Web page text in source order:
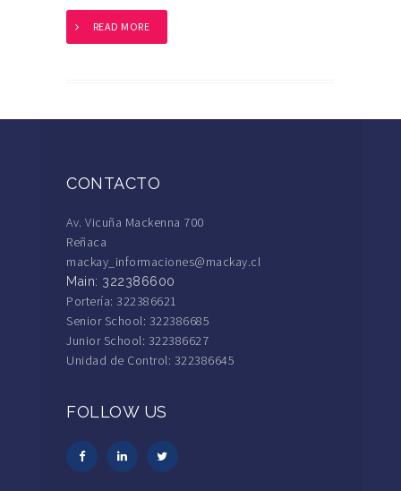
READ MORE
CONTACTO
Av. Vicuña Mackenna 700
Reñaca
mackay_informaciones@mackay.cl
Main: 322386600
Portería: 322386621
Senior School: 322386685
Junior School: 322386627
Unidad de Control: 322386645
FOLLOW US